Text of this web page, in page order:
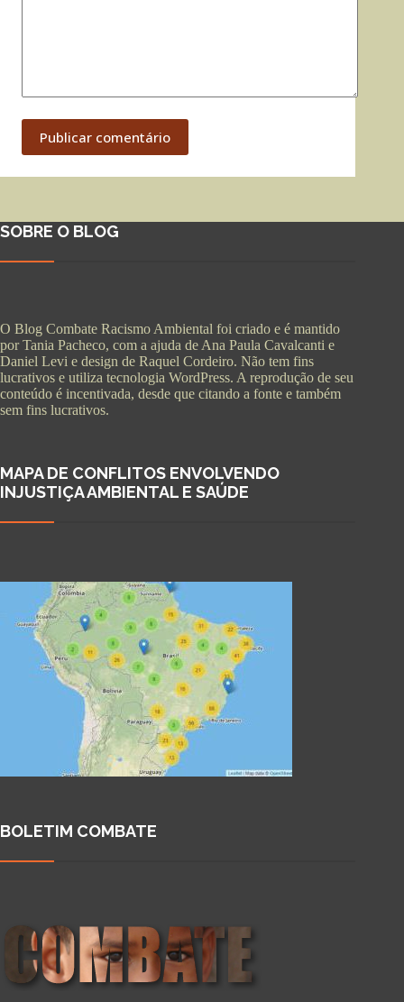
Publicar comentário
SOBRE O BLOG
O Blog Combate Racismo Ambiental foi criado e é mantido
por Tania Pacheco, com a ajuda de Ana Paula Cavalcanti e
Daniel Levi e design de Raquel Cordeiro. Não tem fins
lucrativos e utiliza tecnologia WordPress. A reprodução de seu
conteúdo é incentivada, desde que citando a fonte e também
sem fins lucrativos.
MAPA DE CONFLITOS ENVOLVENDO
INJUSTIÇA AMBIENTAL E SAÚDE
BOLETIM COMBATE